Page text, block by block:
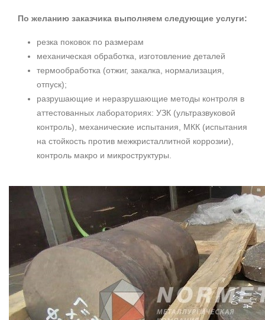
По желанию заказчика выполняем следующие услуги:
резка поковок по размерам
механическая обработка, изготовление деталей
термообработка (отжиг, закалка, нормализация,
отпуск);
разрушающие и неразрушающие методы контроля в
аттестованных лабораториях: УЗК (ультразвуковой
контроль), механические испытания, МКК (испытания
на стойкость против межкристаллитной коррозии),
контроль макро и микроструктуры.